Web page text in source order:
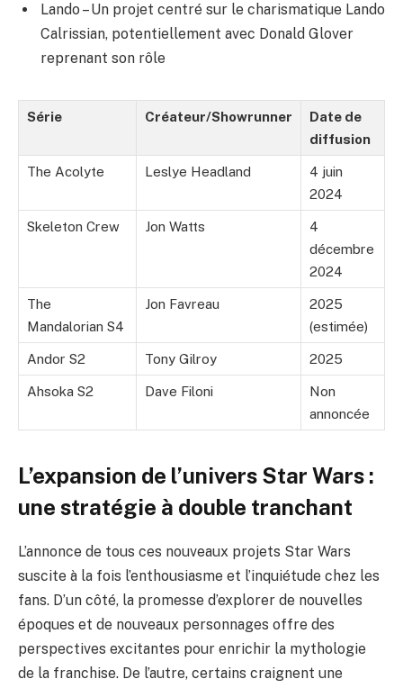
Lando – Un projet centré sur le charismatique Lando
Calrissian, potentiellement avec Donald Glover
reprenant son rôle
Série Créateur/Showrunner
Date de
diffusion
The Acolyte Leslye Headland
4 juin
2024
Skeleton Crew Jon Watts
4
décembre
2024
The
Mandalorian S4
Jon Favreau
2025
(estimée)
Andor S2 Tony Gilroy 2025
Ahsoka S2 Dave Filoni
Non
annoncée
L’expansion de l’univers Star Wars :
une stratégie à double tranchant
L’annonce de tous ces nouveaux projets Star Wars
suscite à la fois l’enthousiasme et l’inquiétude chez les
fans. D’un côté, la promesse d’explorer de nouvelles
époques et de nouveaux personnages offre des
perspectives excitantes pour enrichir la mythologie
de la franchise. De l’autre, certains craignent une